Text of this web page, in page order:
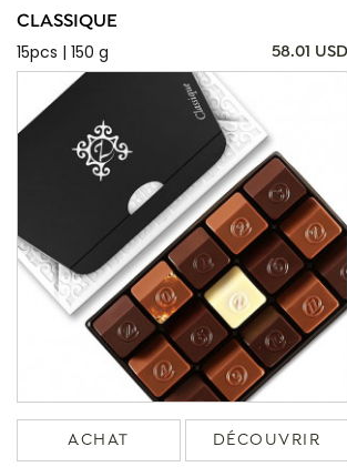
CLASSIQUE
15pcs | 150 g
58.01 USD
ACHAT DÉCOUVRIR